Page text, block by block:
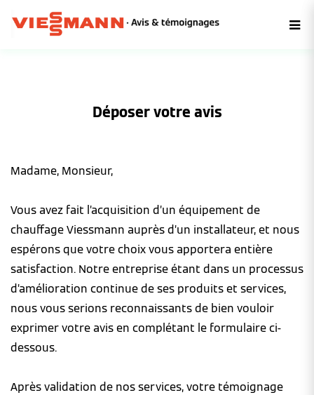
Déposer votre avis
Madame, Monsieur,
Vous avez fait l’acquisition d’un équipement de
chauffage Viessmann auprès d’un installateur, et nous
espérons que votre choix vous apportera entière
satisfaction. Notre entreprise étant dans un processus
d’amélioration continue de ses produits et services,
nous vous serions reconnaissants de bien vouloir
exprimer votre avis en complétant le formulaire ci-
dessous.
Après validation de nos services, votre témoignage